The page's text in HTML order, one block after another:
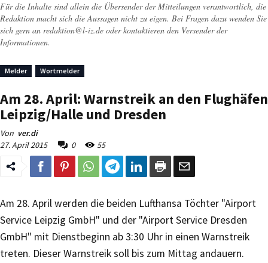
Für die Inhalte sind allein die Übersender der Mitteilungen verantwortlich, die
Redaktion macht sich die Aussagen nicht zu eigen. Bei Fragen dazu wenden Sie
sich gern an redaktion@l-iz.de oder kontaktieren den Versender der
Informationen.
Melder Wortmelder
Am 28. April: Warnstreik an den Flughäfen
Leipzig/Halle und Dresden
Von ver.di
27. April 2015
0 55
Am 28. April werden die beiden Lufthansa Töchter "Airport
Service Leipzig GmbH" und der "Airport Service Dresden
GmbH" mit Dienstbeginn ab 3:30 Uhr in einen Warnstreik
treten. Dieser Warnstreik soll bis zum Mittag andauern.